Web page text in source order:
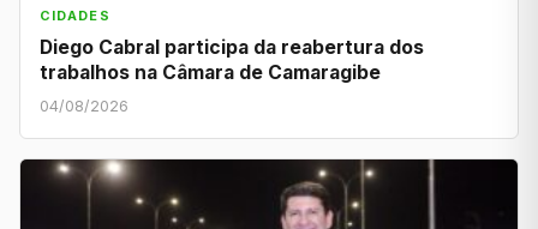
CIDADES
Diego Cabral participa da reabertura dos
trabalhos na Câmara de Camaragibe
04/08/2026